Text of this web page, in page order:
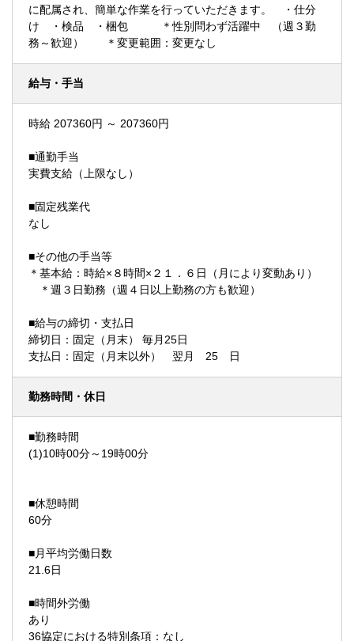
に配属され、簡単な作業を行っていただきます。 ・仕分
け ・検品 ・梱包 ＊性別問わず活躍中 （週３勤
務～歓迎） ＊変更範囲：変更なし
給与・手当
時給 207360円 ～ 207360円
■通勤手当
実費支給（上限なし）
■固定残業代
なし
■その他の手当等
＊基本給：時給×８時間×２１．６日（月により変動あり）
＊週３日勤務（週４日以上勤務の方も歓迎）
■給与の締切・支払日
締切日：固定（月末） 毎月25日
支払日：固定（月末以外） 翌月 25 日
勤務時間・休日
■勤務時間
(1)10時00分～19時00分
■休憩時間
60分
■月平均労働日数
21.6日
■時間外労働
あり
36協定における特別条項：なし